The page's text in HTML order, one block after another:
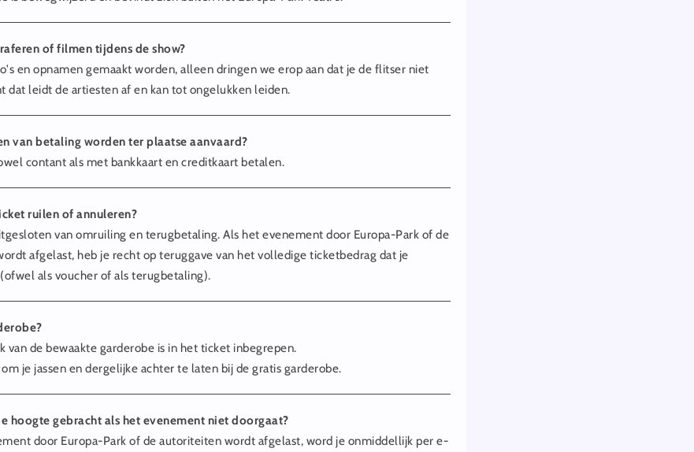
of filmen tijdens de show?
en opnamen gemaakt worden, alleen dringen we erop aan dat je de flitser niet
dat leidt de artiesten af en kan tot ongelukken leiden.
van betaling worden ter plaatse aanvaard?
contant als met bankkaart en creditkaart betalen.
ruilen of annuleren?
van omruiling en terugbetaling. Als het evenement door Europa-Park of de
afgelast, heb je recht op teruggave van het volledige ticketbedrag dat je
als voucher of als terugbetaling).
van de bewaakte garderobe is in het ticket inbegrepen.
je jassen en dergelijke achter te laten bij de gratis garderobe.
hoogte gebracht als het evenement niet doorgaat?
door Europa-Park of de autoriteiten wordt afgelast, word je onmiddellijk per e-